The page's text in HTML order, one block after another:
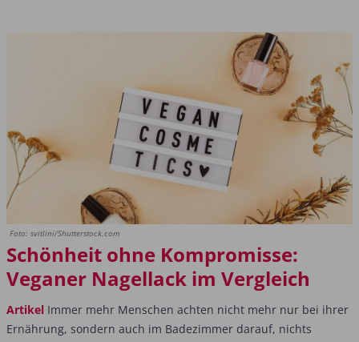
Foto: svitlini/Shutterstock.com
Schönheit ohne Kompromisse:
Veganer Nagellack im Vergleich
Artikel Immer mehr Menschen achten nicht mehr nur bei ihrer
Ernährung, sondern auch im Badezimmer darauf, nichts